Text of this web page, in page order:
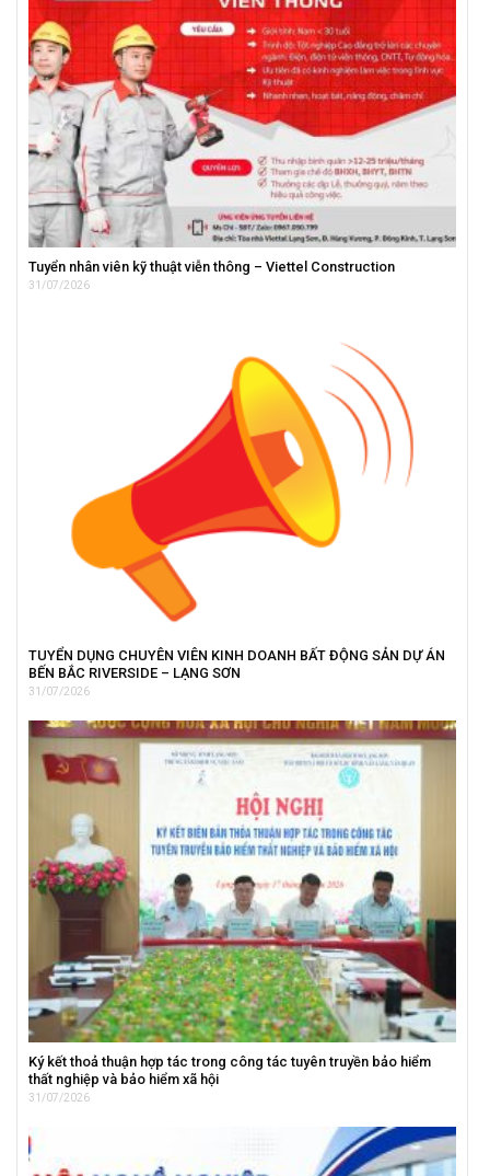
Tuyển nhân viên kỹ thuật viễn thông – Viettel Construction
31/07/2026
TUYỂN DỤNG CHUYÊN VIÊN KINH DOANH BẤT ĐỘNG SẢN DỰ ÁN
BẾN BẮC RIVERSIDE – LẠNG SƠN
31/07/2026
Ký kết thoả thuận hợp tác trong công tác tuyên truyền bảo hiểm
thất nghiệp và bảo hiểm xã hội
31/07/2026